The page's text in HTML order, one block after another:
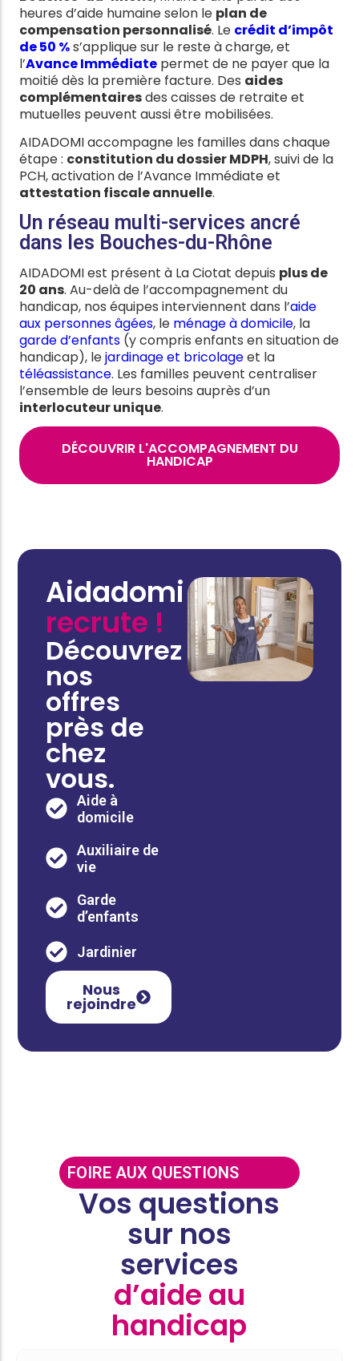
heures d’aide humaine selon le plan de
compensation personnalisé. Le crédit d’impôt
de 50 %s’applique sur le reste à charge, et
l’Avance Immédiate permet de ne payer que la
moitié dès la première facture. Des aides
complémentairesdes caisses de retraite et
mutuelles peuvent aussi être mobilisées.
AIDADOMI accompagne les familles dans chaque
étape : constitution du dossier MDPH, suivi de la
PCH, activation de l’Avance Immédiate et
attestation fiscale annuelle.
Un réseau multi-services ancré
dans les Bouches-du-Rhône
AIDADOMI est présent à La Ciotat depuis plus de
20 ans. Au-delà de l’accompagnement du
handicap, nos équipes interviennent dans l’aide
aux personnes âgées, le ménage à domicile, la
garde d’enfants (y compris enfants en situation de
handicap), lejardinage et bricolageet la
téléassistance. Les familles peuvent centraliser
l’ensemble de leurs besoins auprès d’un
interlocuteur unique.
DÉCOUVRIR L'ACCOMPAGNEMENT DU
HANDICAP
Aidadomi
recrute !
Découvrez
nos
offres
près de
chez
vous.
Aide à
domicile
Auxiliaire de
vie
Garde
d’enfants
Jardinier
Nous
rejoindre
FOIRE AUX QUESTIONS
Vos questions
sur nos
services
d’aide au
handicap